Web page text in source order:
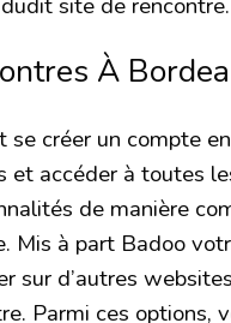
À
se créer un compte
et accéder à toutes
de manière
Mis à part Badoo
sur d’autres
Parmi ces options,